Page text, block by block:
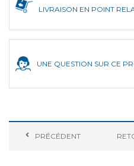
LIVRAISON EN POINT
UNE QUESTION SUR CE
PRÉCÉDENT